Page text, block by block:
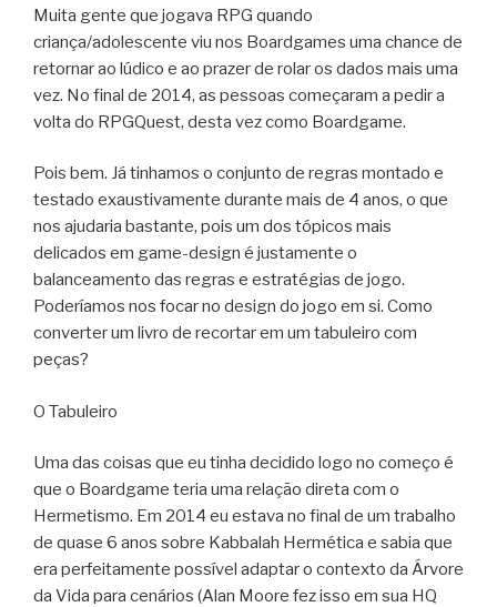
Muita gente que jogava RPG quando
criança/adolescente viu nos Boardgames uma chance de
retornar ao lúdico e ao prazer de rolar os dados mais uma
vez. No final de 2014, as pessoas começaram a pedir a
volta do RPGQuest, desta vez como Boardgame.
Pois bem. Já tinhamos o conjunto de regras montado e
testado exaustivamente durante mais de 4 anos, o que
nos ajudaria bastante, pois um dos tópicos mais
delicados em game-design é justamente o
balanceamento das regras e estratégias de jogo.
Poderíamos nos focar no design do jogo em si. Como
converter um livro de recortar em um tabuleiro com
peças?
O Tabuleiro
Uma das coisas que eu tinha decidido logo no começo é
que o Boardgame teria uma relação direta com o
Hermetismo. Em 2014 eu estava no final de um trabalho
de quase 6 anos sobre Kabbalah Hermética e sabia que
era perfeitamente possível adaptar o contexto da Árvore
da Vida para cenários (Alan Moore fez isso em sua HQ